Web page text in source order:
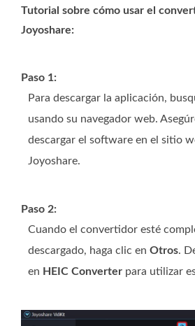
Tutorial sobre cómo usar el
Joyoshare:
Paso 1:
Para descargar la aplicación,
usando su navegador web.
descargar el software en el sitio
Joyoshare.
Paso 2:
Cuando el convertidor esté
descargado, haga clic en Otros.
en HEIC Converter para utilizar